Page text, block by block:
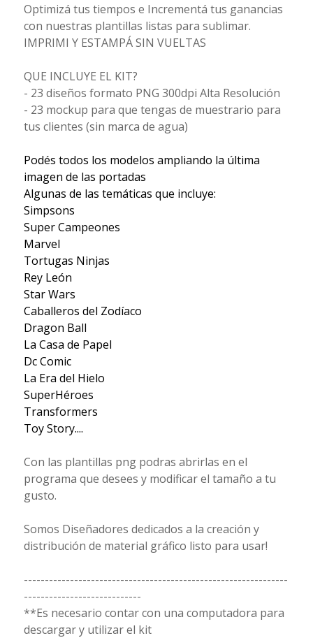
Optimizá tus tiempos e Incrementá tus ganancias
con nuestras plantillas listas para sublimar.
IMPRIMI Y ESTAMPÁ SIN VUELTAS
QUE INCLUYE EL KIT?
- 23 diseños formato PNG 300dpi Alta Resolución
- 23 mockup para que tengas de muestrario para
tus clientes (sin marca de agua)
Podés todos los modelos ampliando la última
imagen de las portadas
Algunas de las temáticas que incluye:
Simpsons
Super Campeones
Marvel
Tortugas Ninjas
Rey León
Star Wars
Caballeros del Zodíaco
Dragon Ball
La Casa de Papel
Dc Comic
La Era del Hielo
SuperHéroes
Transformers
Toy Story....
Con las plantillas png podras abrirlas en el
programa que desees y modificar el tamaño a tu
gusto.
Somos Diseñadores dedicados a la creación y
distribución de material gráfico listo para usar!
---------------------------------------------------------------
----------------------------
**Es necesario contar con una computadora para
descargar y utilizar el kit